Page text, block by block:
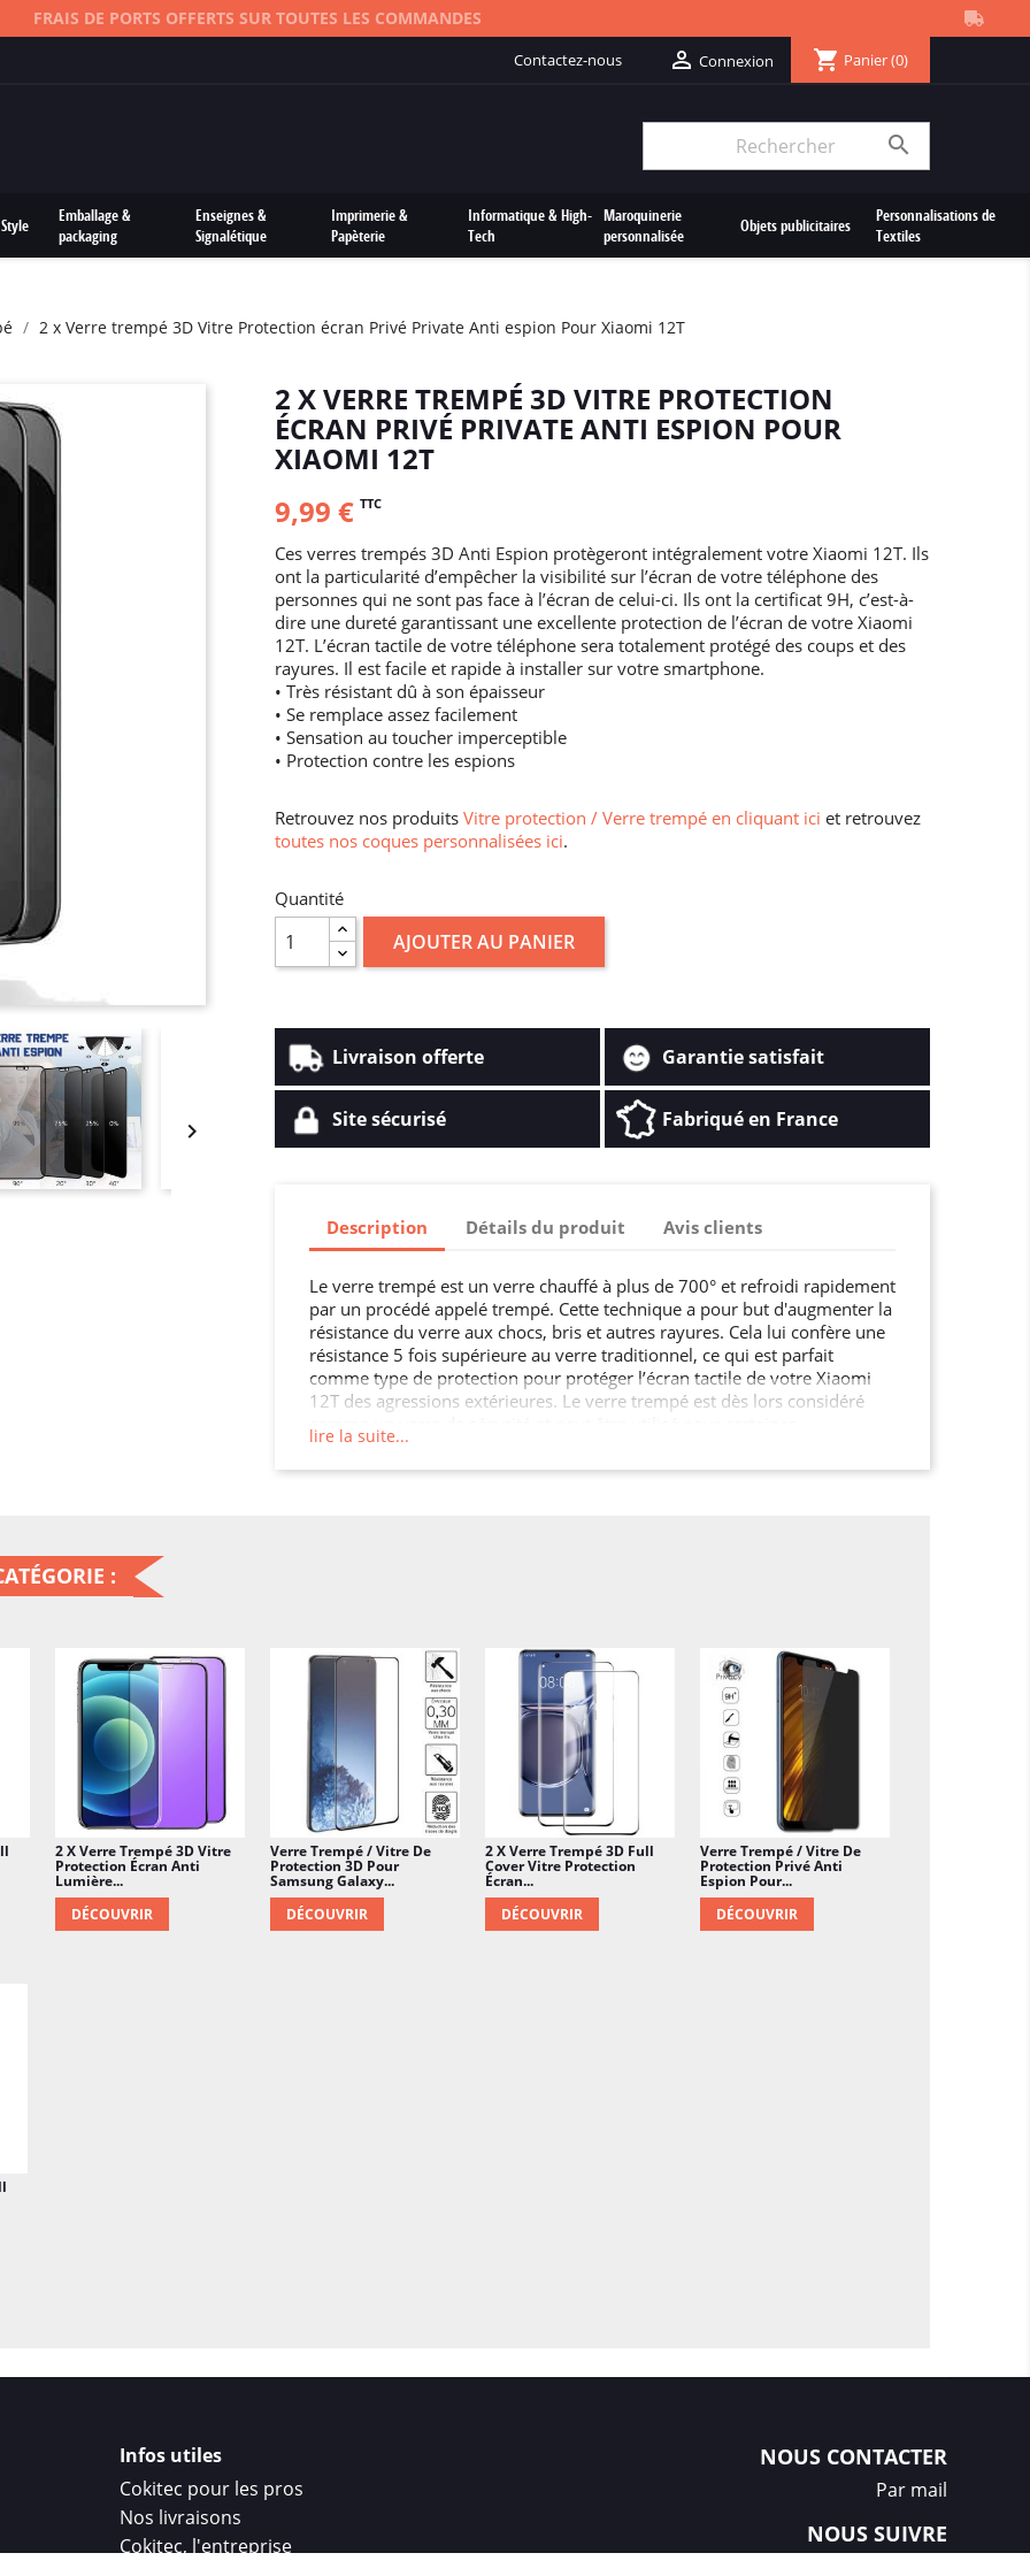
FRAIS DE PORTS OFFERTS SUR TOUTES LES COMMANDES
Contactez-nous  Connexion shopping_cart Panier(0)

Emballage &
packaging
Enseignes &
Signalétique
Imprimerie &
Papèterie
Informatique & High-
Tech
Maroquinerie
personnalisée
Objets publicitaires
Personnalisations de
Textiles
2 x Verre trempé 3D Vitre Protection écran Privé Private Anti espion Pour Xiaomi 12T

2 X VERRE TREMPÉ 3D VITRE PROTECTION
ÉCRAN PRIVÉ PRIVATE ANTI ESPION POUR
XIAOMI 12T
9,99 € TTC
Ces verres trempés 3D Anti Espion protègeront intégralement votre Xiaomi 12T. Ils
ont la particularité d’empêcher la visibilité sur l’écran de votre téléphone des
personnes qui ne sont pas face à l’écran de celui-ci. Ils ont la certificat 9H, c’est-à-
dire une dureté garantissant une excellente protection de l’écran de votre Xiaomi
12T. L’écran tactile de votre téléphone sera totalement protégé des coups et des
rayures. Il est facile et rapide à installer sur votre smartphone.
• Très résistant dû à son épaisseur
• Se remplace assez facilement
• Sensation au toucher imperceptible
• Protection contre les espions
Retrouvez nos produits Vitre protection / Verre trempé en cliquant ici et retrouvez
toutes nos coques personnalisées ici.
Quantité
AJOUTER AU PANIER
Livraison offerte Garantie satisfait
Site sécurisé Fabriqué en France
Description Détails du produit Avis clients
Le verre trempé est un verre chauffé à plus de 700° et refroidi rapidement
par un procédé appelé trempé. Cette technique a pour but d'augmenter la
résistance du verre aux chocs, bris et autres rayures. Cela lui confère une
résistance 5 fois supérieure au verre traditionnel, ce qui est parfait
comme type de protection pour protéger l’écran tactile de votre Xiaomi
12T des agressions extérieures. Le verre trempé est dès lors considéré
applications comme pour un écran de smartphone, une paroi de douche,
une cloison, une crédence de cuisine, ou encore le mobilier urbain, les
lire la suite...
:
2 X Verre Trempé 3D Vitre
Protection Écran Anti
Lumière...
DÉCOUVRIR
Verre Trempé / Vitre De
Protection 3D Pour
Samsung Galaxy...
DÉCOUVRIR
2 X Verre Trempé 3D Full
Cover Vitre Protection
Écran...
DÉCOUVRIR
Verre Trempé / Vitre De
Protection Privé Anti
Espion Pour...
DÉCOUVRIR
Infos utiles
Cokitec pour les pros
Nos livraisons
Cokitec, l'entreprise
NOUS CONTACTER
Par mail
NOUS SUIVRE